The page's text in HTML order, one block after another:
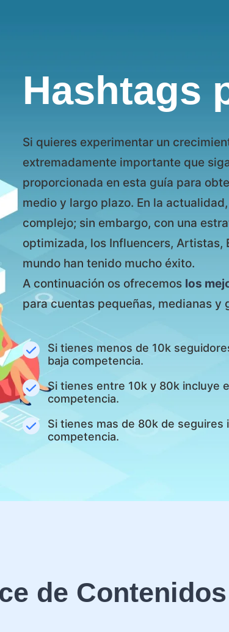
Hashtags
Si quieres experimentar un
extremadamente importante que
proporcionada en esta guía para
medio y largo plazo. En la
complejo; sin embargo, con una
optimizada, los Influencers, Artistas,
mundo han tenido mucho éxito.
A continuación os ofrecemos los
para cuentas pequeñas, medianas y
Si tienes menos de 10k
baja competencia.
Si tienes entre 10k y 80k incluye
competencia.
Si tienes mas de 80k de seguires
competencia.
de